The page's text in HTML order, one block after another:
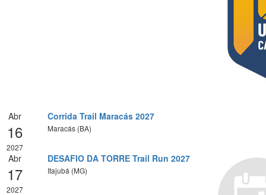
Abr
16
2027
Corrida Trail Maracás 2027
Maracás (BA)
Abr
17
2027
DESAFIO DA TORRE Trail Run 2027
Itajubá (MG)